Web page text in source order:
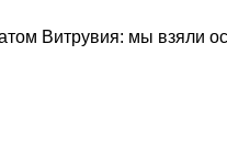
Витрувия: мы взяли